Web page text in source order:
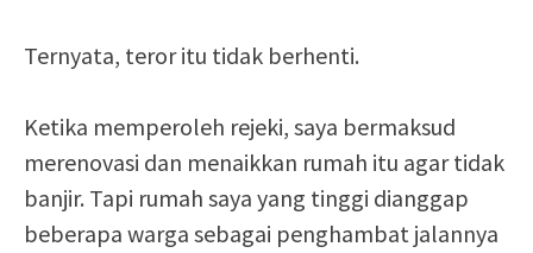
Ternyata, teror itu tidak berhenti.
Ketika memperoleh rejeki, saya bermaksud
merenovasi dan menaikkan rumah itu agar tidak
banjir. Tapi rumah saya yang tinggi dianggap
beberapa warga sebagai penghambat jalannya